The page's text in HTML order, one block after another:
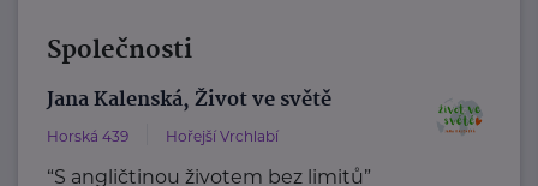
Společnosti
Jana Kalenská, Život ve světě
Horská 439 Hořejší Vrchlabí
“S angličtinou životem bez limitů”